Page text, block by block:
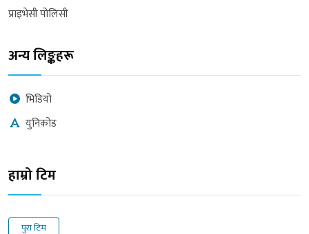
प्राइभेसी पोलिसी
अन्य लिङ्कहरू
भिडियो
युनिकोड
हाम्रो टिम
पुरा टिम